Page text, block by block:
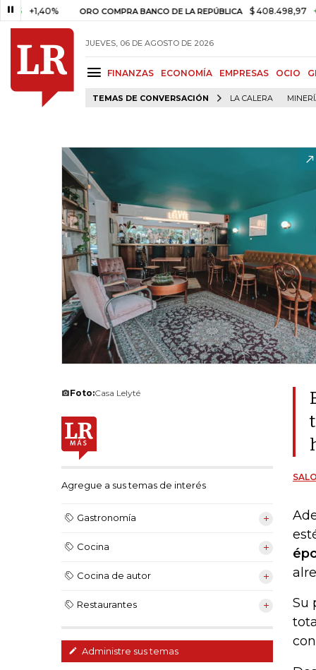
ORO COMPRA BANCO DE LA REPÚBLICA $ 408.498,97 +$ 8.753,81
JUEVES, 06 DE AGOSTO DE 2026
FINANZAS ECONOMÍA EMPRESAS OCIO
TEMAS DE CONVERSACIÓN LA CALERA
Foto:Casa Lelyté
Agregue a sus temas de interés
Gastronomía
Cocina
Cocina de autor
Restaurantes
Administre sus temas
Su